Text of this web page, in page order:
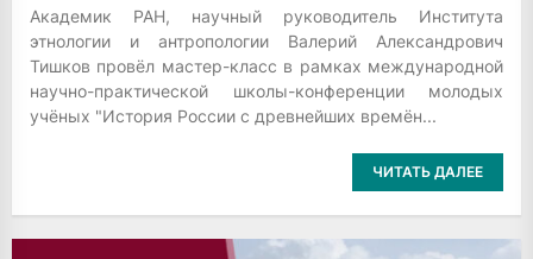
Академик РАН, научный руководитель Института
этнологии и антропологии Валерий Александрович
Тишков провёл мастер-класс в рамках международной
научно-практической школы-конференции молодых
учёных "История России с древнейших времён...
ЧИТАТЬ ДАЛЕЕ